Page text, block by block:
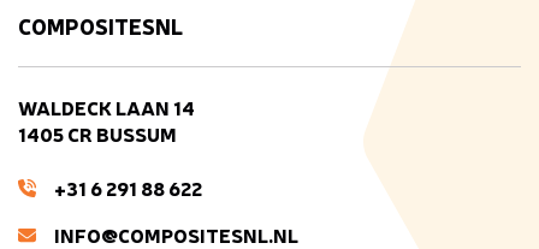
COMPOSITESNL
WALDECK LAAN 14
1405 CR BUSSUM
+31 6 291 88 622
INFO@COMPOSITESNL.NL